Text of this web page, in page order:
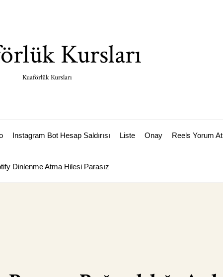
Kursları
Kuaförlük Kursları
Instagram Bot Hesap Saldırısı Liste Onay Reels Yorum
Dinlenme Atma Hilesi Parasız